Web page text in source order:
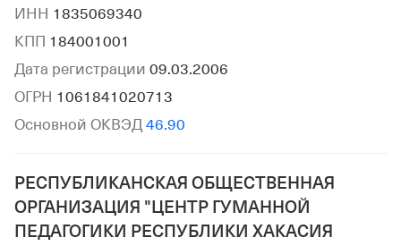
ИНН 1835069340
КПП 184001001
Дата регистрации 09.03.2006
ОГРН 1061841020713
Основной ОКВЭД 46.90
РЕСПУБЛИКАНСКАЯ ОБЩЕСТВЕННАЯ
ОРГАНИЗАЦИЯ "ЦЕНТР ГУМАННОЙ
ПЕДАГОГИКИ РЕСПУБЛИКИ ХАКАСИЯ